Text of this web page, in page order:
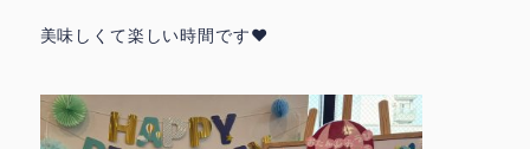
美味しくて楽しい時間です❤️
鳩の子保育園の特色
▶
園での生活 ▶